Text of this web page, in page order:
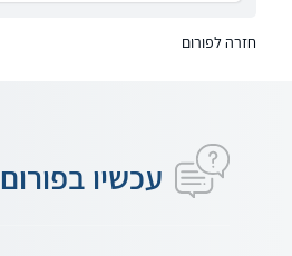
חזרה לפורום
עכשיו בפורום